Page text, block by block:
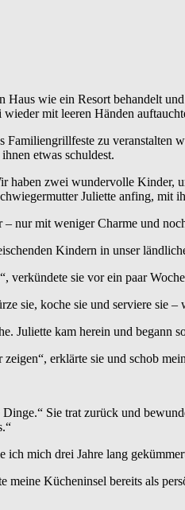
Haus wie ein Resort behandelt
mit leeren Händen
zu veranstalten
etwas schuldest.
haben zwei wundervolle
Juliette anfing, mit
nur mit weniger Charme und
Kindern in unser
verkündete sie vor ein paar
sie, koche sie und serviere sie
Juliette kam herein und begann
erklärte sie und schob
Sie trat zurück und
ich mich drei Jahre lang
meine Kücheninsel bereits als